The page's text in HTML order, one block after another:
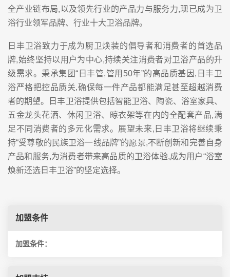
全产业链布局,以及领先行业的产品力与服务力,现已成为卫
浴行业领军品牌、行业十大卫浴品牌。
日丰卫浴致力于成为厨卫焕装的倡导者和消费者的首选品
牌,始终坚持以用户为中心,持续关注消费者对卫浴产品的升
级需求。秉承集团“日丰管,管用50年”的高品质基因,日丰卫
浴严格把控品质关,确保每一件产品都能满足甚至超越消费
者的期望。日丰卫浴提供包括智能卫浴、陶瓷、浴室家具、
五金龙头花洒、休闲卫浴、晾衣架等在内的全配套产品,满
足不同消费者的多元化需求。展望未来,日丰卫浴将继续秉
持“受尊敬的民族卫浴一线品牌”的愿景,不断创新和完善自身
产品和服务,为消费者带来高品质的卫浴体验,成为用户“浴室
焕新还选日丰卫浴”的坚定选择。
加盟条件
加盟条件：